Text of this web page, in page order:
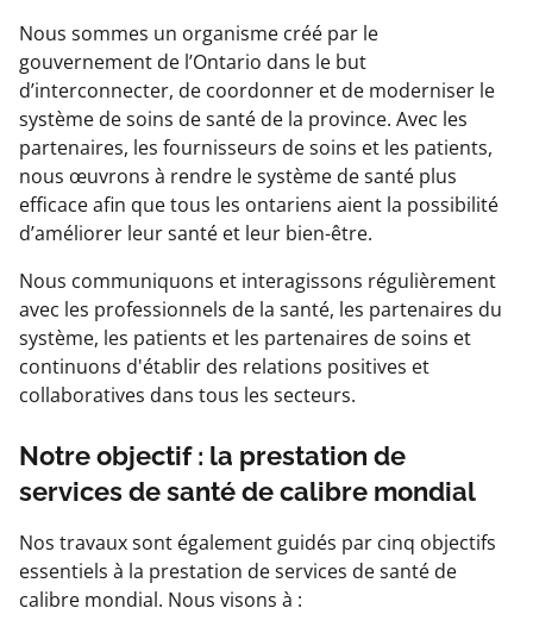
Nous sommes un organisme créé par le
gouvernement de l’Ontario dans le but
d’interconnecter, de coordonner et de moderniser le
système de soins de santé de la province. Avec les
partenaires, les fournisseurs de soins et les patients,
nous œuvrons à rendre le système de santé plus
efficace afin que tous les ontariens aient la possibilité
d’améliorer leur santé et leur bien-être.
Nous communiquons et interagissons régulièrement
avec les professionnels de la santé, les partenaires du
système, les patients et les partenaires de soins et
continuons d'établir des relations positives et
collaboratives dans tous les secteurs.
Notre objectif : la prestation de
services de santé de calibre mondial
Nos travaux sont également guidés par cinq objectifs
essentiels à la prestation de services de santé de
calibre mondial. Nous visons à :